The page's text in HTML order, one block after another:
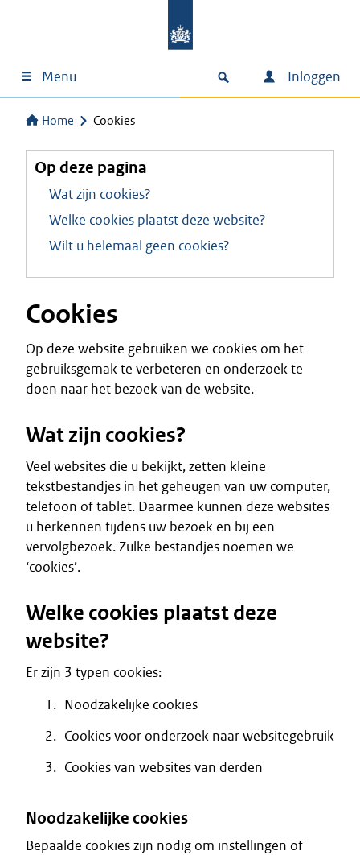
Menu Inloggen
Home Cookies
Op deze pagina
Wat zijn cookies?
Welke cookies plaatst deze website?
Wilt u helemaal geen cookies?
Cookies
Op deze website gebruiken we cookies om het
gebruiksgemak te verbeteren en onderzoek te
doen naar het bezoek van de website.
Wat zijn cookies?
Veel websites die u bekijkt, zetten kleine
tekstbestandjes in het geheugen van uw computer,
telefoon of tablet. Daarmee kunnen deze websites
u herkennen tijdens uw bezoek en bij een
vervolgbezoek. Zulke bestandjes noemen we
‘cookies’.
Welke cookies plaatst deze
website?
Er zijn 3 typen cookies:
Noodzakelijke cookies
Cookies voor onderzoek naar websitegebruik
Cookies van websites van derden
Noodzakelijke cookies
Bepaalde cookies zijn nodig om instellingen of